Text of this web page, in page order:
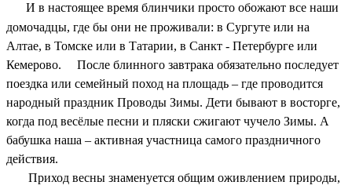
И в настоящее время блинчики просто обожают все наши
домочадцы, где бы они не проживали: в Сургуте или на
Алтае, в Томске или в Татарии, в Санкт - Петербурге или
Кемерово. После блинного завтрака обязательно последует
поездка или семейный поход на площадь – где проводится
народный праздник Проводы Зимы. Дети бывают в восторге,
когда под весёлые песни и пляски сжигают чучело Зимы. А
бабушка наша – активная участница самого праздничного
действия.
Приход весны знаменуется общим оживлением природы,